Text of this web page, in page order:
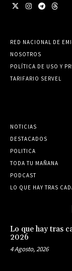
RED NACIONAL DE
NOSOTROS
POLÍTICA DE USO Y
TARIFARIO SERVEL
NOTICIAS
DESTACADOS
POLITICA
TODA TU MAÑANA
PODCAST
LO QUE HAY TRAS
Lo que hay tras
2026
4 Agosto, 2026